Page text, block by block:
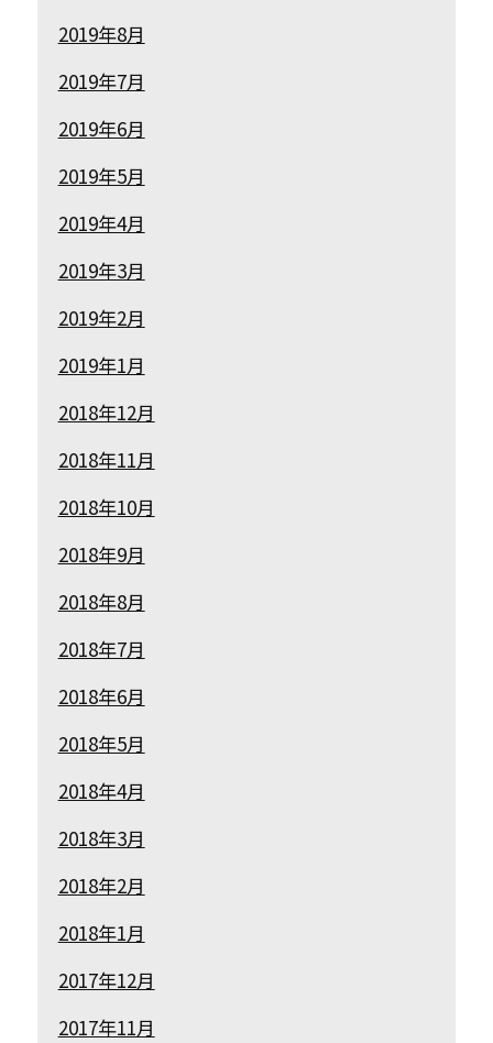
2019年8月
2019年7月
2019年6月
2019年5月
2019年4月
2019年3月
2019年2月
2019年1月
2018年12月
2018年11月
2018年10月
2018年9月
2018年8月
2018年7月
2018年6月
2018年5月
2018年4月
2018年3月
2018年2月
2018年1月
2017年12月
2017年11月